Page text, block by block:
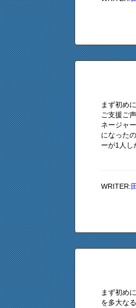
まず初め
ご支援ご
ネージャ
になった
ーが1人し
WRITER:
まず初め
を多大な